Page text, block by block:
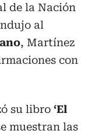
de la Nación
al
, Martínez
con
su libro ‘El
muestran las